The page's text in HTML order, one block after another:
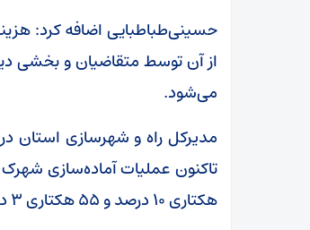
از آن توسط متقاضیان و بخشی
می‌شود.
مدیرکل راه و شهرسازی استان
هکتاری ۱۰ درصد و ۵۵ هکتاری ۳ درصد پیشرفت فیزیکی داشته است.